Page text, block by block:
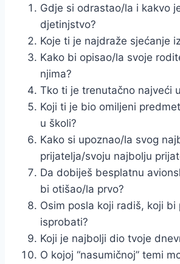
Gdje si odrastao/la i kakvo
djetinjstvo?
Koje ti je najdraže sjećanje
Kako bi opisao/la svoje
njima?
Tko ti je trenutačno najveći
Koji ti je bio omiljeni
u školi?
Kako si upoznao/la svog
prijatelja/svoju najbolju
Da dobiješ besplatnu
bi otišao/la prvo?
Osim posla koji radiš, koji bi
isprobati?
Koji je najbolji dio tvoje
O kojoj “nasumičnoj” temi